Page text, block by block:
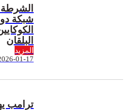
الشرطة
شبكة
البلقان
المزيد
01-17
ترامب